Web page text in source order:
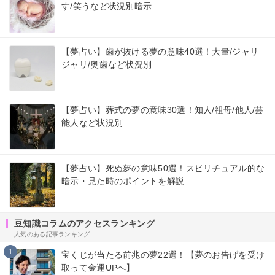
す/笑うなど状況別暗示
【夢占い】歯が抜ける夢の意味40選！大量/ジャリ
ジャリ/奥歯など状況別
【夢占い】葬式の夢の意味30選！知人/祖母/他人/芸
能人など状況別
【夢占い】死ぬ夢の意味50選！スピリチュアル的な
暗示・見た時のポイントを解説
豆知識コラムのアクセスランキング
人気のある記事ランキング
1
宝くじが当たる前兆の夢22選！【夢のお告げを受け
取って金運UPへ】